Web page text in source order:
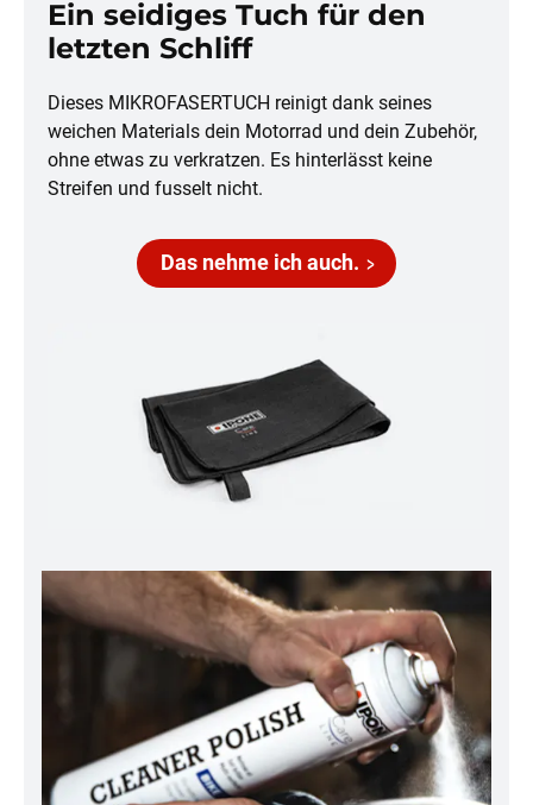
Ein seidiges Tuch für den
letzten Schliff
Dieses MIKROFASERTUCH reinigt dank seines
weichen Materials dein Motorrad und dein Zubehör,
ohne etwas zu verkratzen. Es hinterlässt keine
Streifen und fusselt nicht.
Das nehme ich auch.